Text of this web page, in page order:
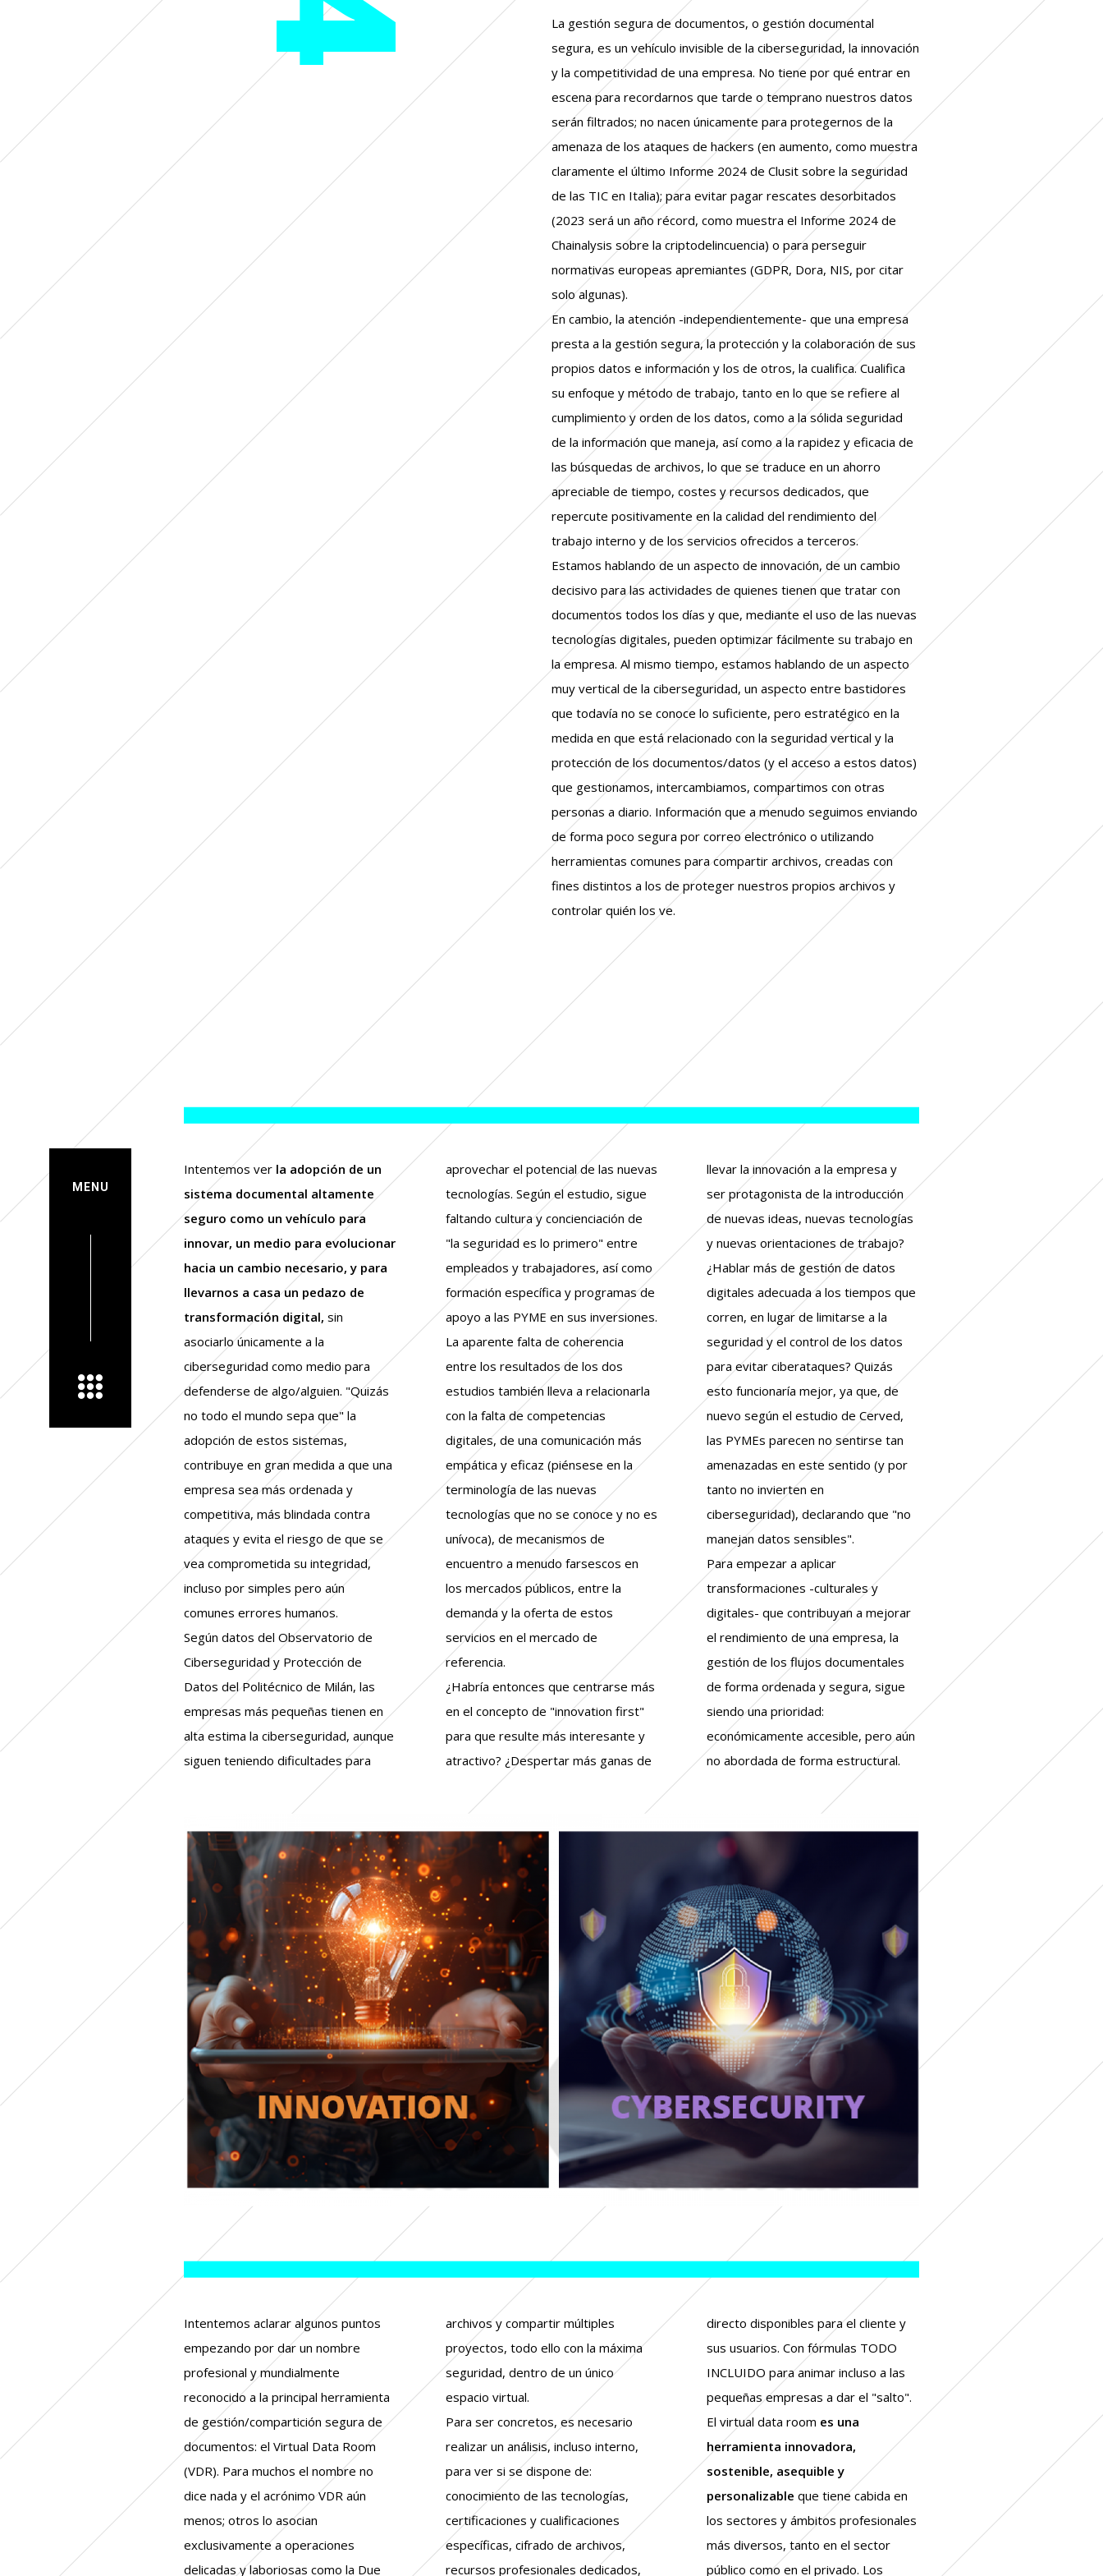
MENU
+ gobierno corporativo
+ inmobiliario
+ legal
+ industrial
+ financiero/bancario
La gestión segura de documentos, o gestión documental
segura, es un vehículo invisible de la ciberseguridad, la innovación
y la competitividad de una empresa. No tiene por qué entrar en
escena para recordarnos que tarde o temprano nuestros datos
serán filtrados; no nacen únicamente para protegernos de la
amenaza de los ataques de hackers (en aumento, como muestra
claramente el último Informe 2024 de Clusit sobre la seguridad
de las TIC en Italia); para evitar pagar rescates desorbitados
(2023 será un año récord, como muestra el Informe 2024 de
Chainalysis sobre la criptodelincuencia) o para perseguir
normativas europeas apremiantes (GDPR, Dora, NIS, por citar
solo algunas).
En cambio, la atención -independientemente- que una empresa
presta a la gestión segura, la protección y la colaboración de sus
propios datos e información y los de otros, la cualifica. Cualifica
su enfoque y método de trabajo, tanto en lo que se refiere al
cumplimiento y orden de los datos, como a la sólida seguridad
de la información que maneja, así como a la rapidez y eficacia de
las búsquedas de archivos, lo que se traduce en un ahorro
apreciable de tiempo, costes y recursos dedicados, que
repercute positivamente en la calidad del rendimiento del
trabajo interno y de los servicios ofrecidos a terceros.
Estamos hablando de un aspecto de innovación, de un cambio
decisivo para las actividades de quienes tienen que tratar con
documentos todos los días y que, mediante el uso de las nuevas
tecnologías digitales, pueden optimizar fácilmente su trabajo en
la empresa. Al mismo tiempo, estamos hablando de un aspecto
muy vertical de la ciberseguridad, un aspecto entre bastidores
que todavía no se conoce lo suficiente, pero estratégico en la
medida en que está relacionado con la seguridad vertical y la
protección de los documentos/datos (y el acceso a estos datos)
que gestionamos, intercambiamos, compartimos con otras
personas a diario. Información que a menudo seguimos enviando
de forma poco segura por correo electrónico o utilizando
herramientas comunes para compartir archivos, creadas con
fines distintos a los de proteger nuestros propios archivos y
controlar quién los ve.
Intentemos ver la adopción de un
sistema documental altamente
seguro como un vehículo para
innovar, un medio para evolucionar
hacia un cambio necesario, y para
llevarnos a casa un pedazo de
transformación digital, sin
asociarlo únicamente a la
ciberseguridad como medio para
defenderse de algo/alguien. "Quizás
no todo el mundo sepa que" la
adopción de estos sistemas,
contribuye en gran medida a que una
empresa sea más ordenada y
competitiva, más blindada contra
ataques y evita el riesgo de que se
vea comprometida su integridad,
incluso por simples pero aún
comunes errores humanos.
Según datos del Observatorio de
Ciberseguridad y Protección de
Datos del Politécnico de Milán, las
empresas más pequeñas tienen en
alta estima la ciberseguridad, aunque
siguen teniendo dificultades para
aprovechar el potencial de las nuevas
tecnologías. Según el estudio, sigue
faltando cultura y concienciación de
"la seguridad es lo primero" entre
empleados y trabajadores, así como
formación específica y programas de
apoyo a las PYME en sus inversiones.
La aparente falta de coherencia
entre los resultados de los dos
estudios también lleva a relacionarla
con la falta de competencias
digitales, de una comunicación más
empática y eficaz (piénsese en la
terminología de las nuevas
tecnologías que no se conoce y no es
unívoca), de mecanismos de
encuentro a menudo farsescos en
los mercados públicos, entre la
demanda y la oferta de estos
servicios en el mercado de
referencia.
¿Habría entonces que centrarse más
en el concepto de "innovation first"
para que resulte más interesante y
atractivo? ¿Despertar más ganas de
llevar la innovación a la empresa y
ser protagonista de la introducción
de nuevas ideas, nuevas tecnologías
y nuevas orientaciones de trabajo?
¿Hablar más de gestión de datos
digitales adecuada a los tiempos que
corren, en lugar de limitarse a la
seguridad y el control de los datos
para evitar ciberataques? Quizás
esto funcionaría mejor, ya que, de
nuevo según el estudio de Cerved,
las PYMEs parecen no sentirse tan
amenazadas en este sentido (y por
tanto no invierten en
ciberseguridad), declarando que "no
manejan datos sensibles".
Para empezar a aplicar
transformaciones -culturales y
digitales- que contribuyan a mejorar
el rendimiento de una empresa, la
gestión de los flujos documentales
de forma ordenada y segura, sigue
siendo una prioridad:
económicamente accesible, pero aún
no abordada de forma estructural.
Intentemos aclarar algunos puntos
empezando por dar un nombre
profesional y mundialmente
reconocido a la principal herramienta
de gestión/compartición segura de
documentos: el Virtual Data Room
(VDR). Para muchos el nombre no
dice nada y el acrónimo VDR aún
menos; otros lo asocian
exclusivamente a operaciones
delicadas y laboriosas como la Due
archivos y compartir múltiples
proyectos, todo ello con la máxima
seguridad, dentro de un único
espacio virtual.
Para ser concretos, es necesario
realizar un análisis, incluso interno,
para ver si se dispone de:
conocimiento de las tecnologías,
certificaciones y cualificaciones
específicas, cifrado de archivos,
recursos profesionales dedicados,
directo disponibles para el cliente y
sus usuarios. Con fórmulas TODO
INCLUIDO para animar incluso a las
pequeñas empresas a dar el "salto".
El virtual data room es una
herramienta innovadora,
sostenible, asequible y
personalizable que tiene cabida en
los sectores y ámbitos profesionales
más diversos, tanto en el sector
público como en el privado. Los